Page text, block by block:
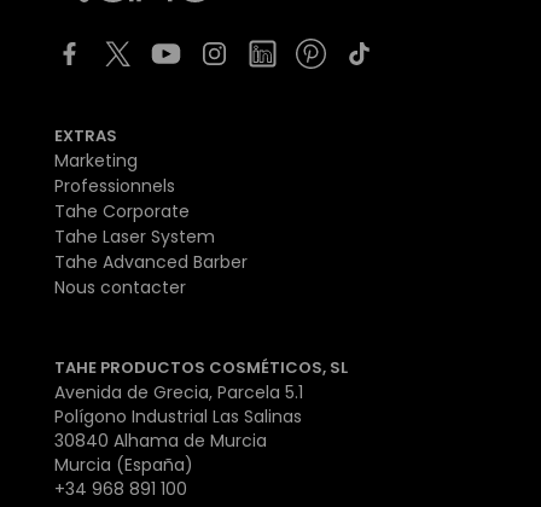
EXTRAS
Marketing
Professionnels
Tahe Corporate
Tahe Laser System
Tahe Advanced Barber
Nous contacter
TAHE PRODUCTOS COSMÉTICOS, SL
Avenida de Grecia, Parcela 5.1
Polígono Industrial Las Salinas
30840 Alhama de Murcia
Murcia (España)
+34 968 891 100